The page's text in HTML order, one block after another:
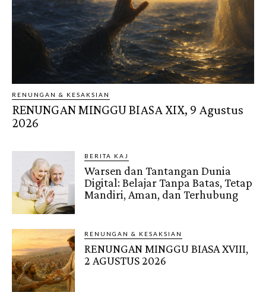
RENUNGAN & KESAKSIAN
RENUNGAN MINGGU BIASA XIX, 9 Agustus
2026
BERITA KAJ
Warsen dan Tantangan Dunia
Digital: Belajar Tanpa Batas, Tetap
Mandiri, Aman, dan Terhubung
RENUNGAN & KESAKSIAN
RENUNGAN MINGGU BIASA XVIII,
2 AGUSTUS 2026